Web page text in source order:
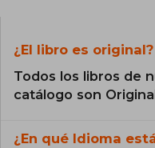
¿El libro es original?
Todos los libros de
catálogo son
¿En qué Idioma